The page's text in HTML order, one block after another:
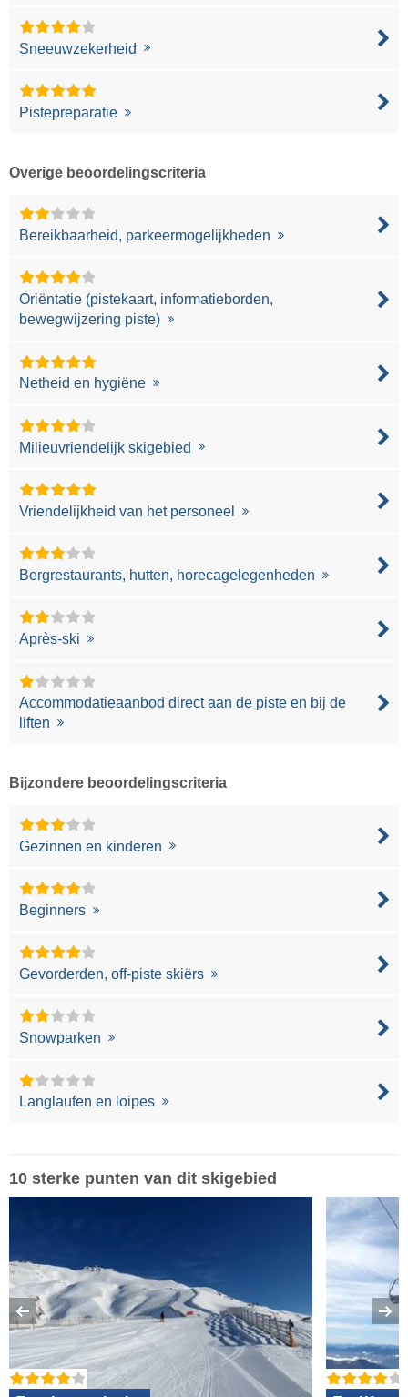
Sneeuwzekerheid
Pistepreparatie
Overige beoordelingscriteria
Bereikbaarheid, parkeermogelijkheden
Oriëntatie (pistekaart, informatieborden,
bewegwijzering piste)
Netheid en hygiëne
Milieuvriendelijk skigebied
Vriendelijkheid van het personeel
Bergrestaurants, hutten, horecagelegenheden
Après-ski
Accommodatieaanbod direct aan de piste en bij de
liften
Bijzondere beoordelingscriteria
Gezinnen en kinderen
Beginners
Gevorderden, off-piste skiërs
Snowparken
Langlaufen en loipes
10 sterke punten van dit skigebied